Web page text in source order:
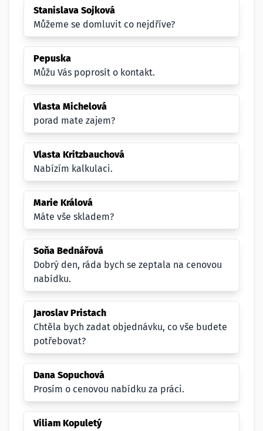
Stanislava Sojková
Můžeme se domluvit co nejdříve?
Pepuska
Můžu Vás poprosít o kontakt.
Vlasta Michelová
porad mate zajem?
Vlasta Kritzbauchová
Nabízím kalkulaci.
Marie Králová
Máte vše skladem?
Soňa Bednářová
Dobrý den, ráda bych se zeptala na cenovou
nabídku.
Jaroslav Pristach
Chtěla bych zadat objednávku, co vše budete
potřebovat?
Dana Sopuchová
Prosím o cenovou nabídku za práci.
Viliam Kopuletý